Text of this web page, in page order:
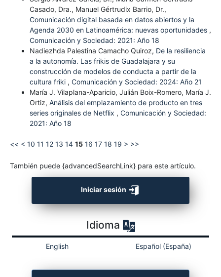
Casado, Dra., Manuel Gértrudix Barrio, Dr.,
Comunicación digital basada en datos abiertos y la
Agenda 2030 en Latinoamérica: nuevas oportunidades ,
Comunicación y Sociedad: 2021: Año 18
Nadiezhda Palestina Camacho Quiroz, De la resiliencia
a la autonomía. Las frikis de Guadalajara y su
construcción de modelos de conducta a partir de la
cultura friki , Comunicación y Sociedad: 2024: Año 21
María J. Vilaplana-Aparicio, Julián Boix-Romero, María J.
Ortiz, Análisis del emplazamiento de producto en tres
series originales de Netflix , Comunicación y Sociedad:
2021: Año 18
<< < 10 11 12 13 14 15 16 17 18 19 > >>
También puede {advancedSearchLink} para este artículo.
Iniciar sesión
Idioma
English Español (España)